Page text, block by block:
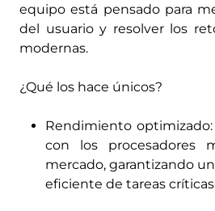
equipo está pensado para
del usuario y resolver los
modernas.
¿Qué los hace únicos?
Rendimiento
con los procesadores
mercado, garantizando
eficiente de tareas